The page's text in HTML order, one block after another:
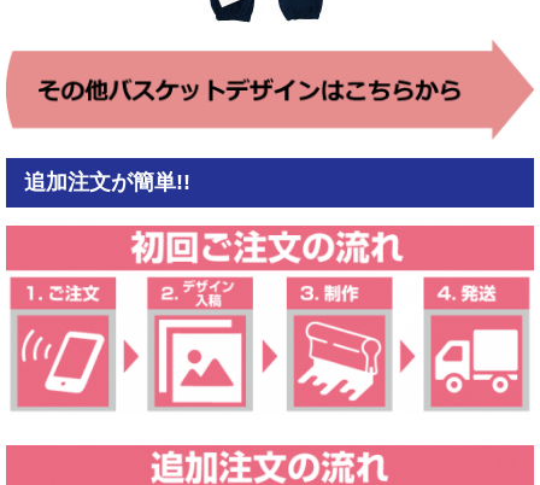
追加注文が簡単!!